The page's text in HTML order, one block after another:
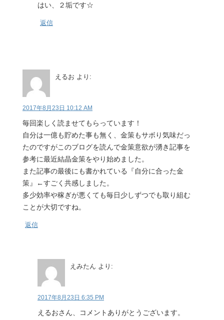
はい、２垢です☆
返信
えるお より:
2017年8月23日 10:12 AM
毎回楽しく読ませてもらっています！
自分は一億も貯めた事も無く、金策もサボり気味だっ
たのですがこのブログを読んで金策意欲が湧き記事を
参考に最近結晶金策をやり始めました。
また記事の最後にも書かれている『自分に合った金
策』←すごく共感しました。
多少効率や稼ぎが悪くても毎日少しずつでも取り組む
ことが大切ですね。
返信
えみたん より:
2017年8月23日 6:35 PM
えるおさん、コメントありがとうございます。